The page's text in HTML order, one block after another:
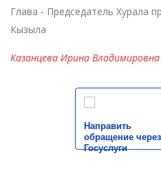
Глава - Председатель Хурала
Кызыла
Казанцева Ирина Владимировна
Направить
обращение через
Госуслуги